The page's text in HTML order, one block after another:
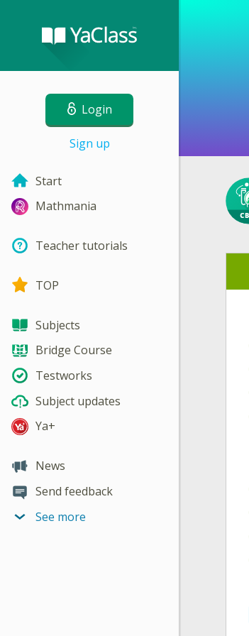
Login
Sign up
Start
Mathmania
Teacher tutorials
TOP
Subjects
Bridge Course
Testworks
Subject updates
Ya+
News
Send feedback
See more